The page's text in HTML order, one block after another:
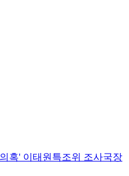
혹' 이태원특조위 조사국장